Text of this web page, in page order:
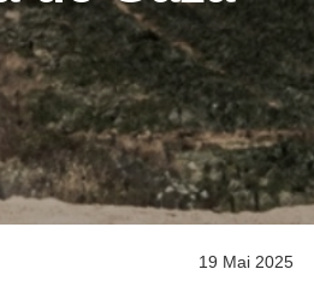
19 Mai 2025